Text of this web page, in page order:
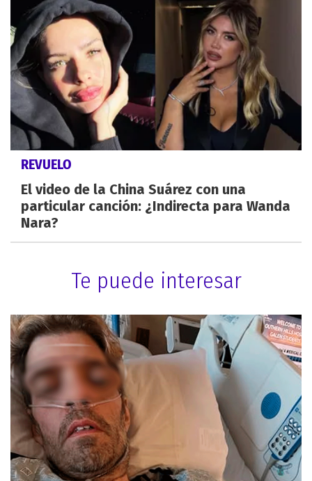
REVUELO
El video de la China Suárez con una
particular canción: ¿Indirecta para Wanda
Nara?
Te puede interesar